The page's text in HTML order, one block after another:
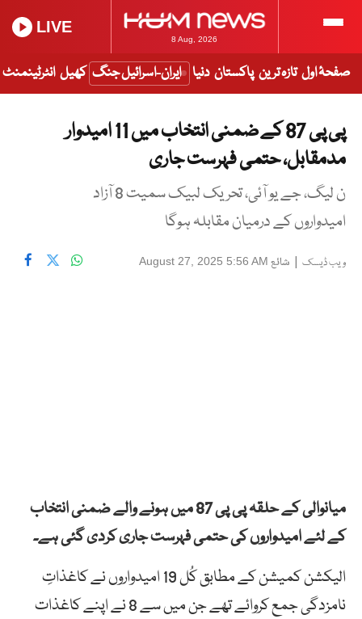
8 Aug, 2026
LIVE
صفحۂ اول تازہ ترین پاکستان دنیا ایران-اسرائیل جنگ کھیل انٹرٹینمنٹ
پی پی 87 کے ضمنی انتخاب میں 11 امیدوار
مدمقابل، حتمی فہرست جاری
ن لیگ، جے یو آئی، تحریک لبیک سمیت 8 آزاد
امیدواروں کے درمیان مقابلہ ہوگا
ویب ڈیسک | شائع August 27, 2025 5:56 AM
میانوالی کے حلقہ پی پی 87 میں ہونے والے ضمنی انتخاب
کے لئے امیدواروں کی حتمی فہرست جاری کردی گئی ہے۔
الیکشن کمیشن کے مطابق کُل 19 امیدواروں نے کاغذاتِ
نامزدگی جمع کروائے تھے جن میں سے 8 نے اپنے کاغذات